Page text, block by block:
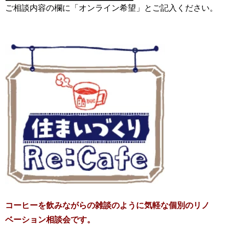
ご相談内容の欄に「オンライン希望」とご記入ください。
コーヒーを飲みながらの雑談のように気軽な個別のリノ
ベーション相談会です。